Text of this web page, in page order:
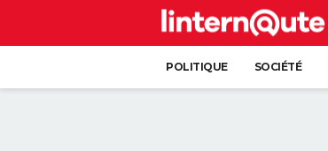
POLITIQUE SOCIÉTÉ